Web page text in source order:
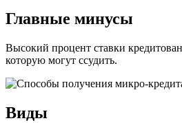
Главные минусы
Высокий процент ставки
которую могут ссудить.
Виды